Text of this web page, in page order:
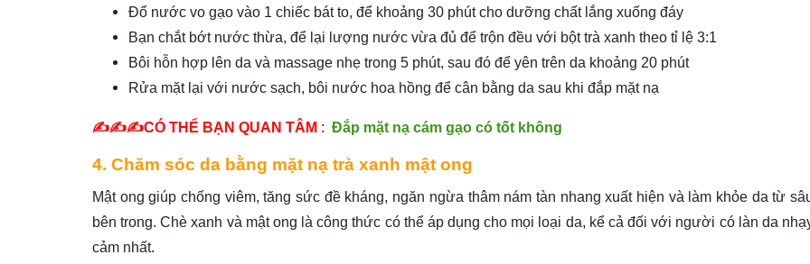
Đổ nước vo gạo vào 1 chiếc bát to, để khoảng 30 phút cho dưỡng chất lắng xuống đáy
Bạn chắt bớt nước thừa, để lại lượng nước vừa đủ để trộn đều với bột trà xanh theo tỉ lệ 3:1
Bôi hỗn hợp lên da và massage nhẹ trong 5 phút, sau đó để yên trên da khoảng 20 phút
Rửa mặt lại với nước sạch, bôi nước hoa hồng để cân bằng da sau khi đắp mặt nạ
✍️✍️✍️CÓ THỂ BẠN QUAN TÂM : Đắp mặt nạ cám gạo có tốt không
4. Chăm sóc da bằng mặt nạ trà xanh mật ong
Mật ong giúp chống viêm, tăng sức đề kháng, ngăn ngừa thâm nám tàn nhang xuất hiện và làm khỏe da từ
bên trong. Chè xanh và mật ong là công thức có thể áp dụng cho mọi loại da, kể cả đối với người có làn da
cảm nhất.